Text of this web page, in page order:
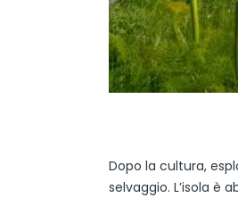
Dopo la cultura,
selvaggio. L’isola è